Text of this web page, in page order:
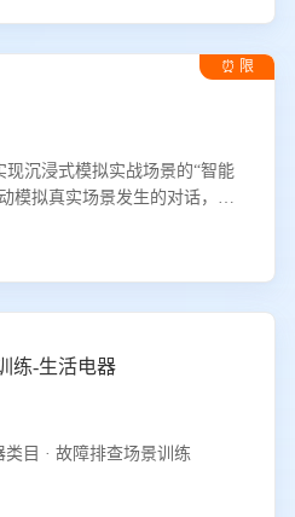
⏰ 限
沉浸式模拟实战场景的“智能
模拟真实场景发生的对话，企
练-生活电器
目 · 故障排查场景训练